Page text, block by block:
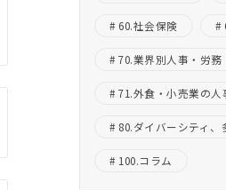
60.社会保険
70.業界別人事・労務
71.外食・小売業の人
80.ダイバーシティ、
100.コラム